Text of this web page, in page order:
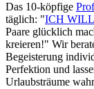
Das 10-köpfige
täglich: "ICH WILL
Paare glücklich
kreieren!" Wir
Begeisterung
Perfektion und
Urlaubsträume